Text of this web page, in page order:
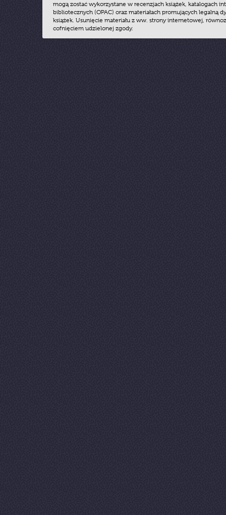
mogą zostać wykorzystane w recenzjach książek, katalogach
bibliotecznych (OPAC) oraz materiałach promujących legalną
książek. Usunięcie materiału z ww. strony internetowej,
cofnięciem udzielonej zgody.